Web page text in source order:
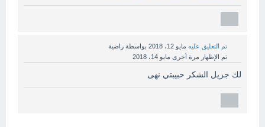
تم التعليق عليه مايو 12، 2018 بواسطة راضية
تم الإظهار مرة أخرى مايو 14، 2018
لك جزيل الشكر حبيبتي نهى